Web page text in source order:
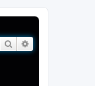
Zoek